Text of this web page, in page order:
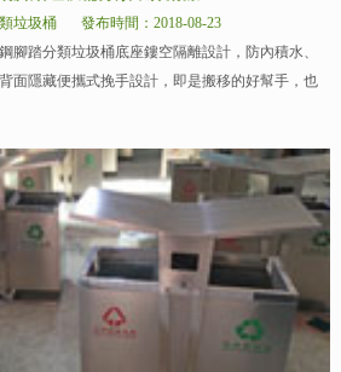
垃圾桶
發布時間：2018-08-23
踏分類垃圾桶底座鏤空隔離設計，防內積水、
面隱藏便攜式挽手設計，即是搬移的好幫手，也